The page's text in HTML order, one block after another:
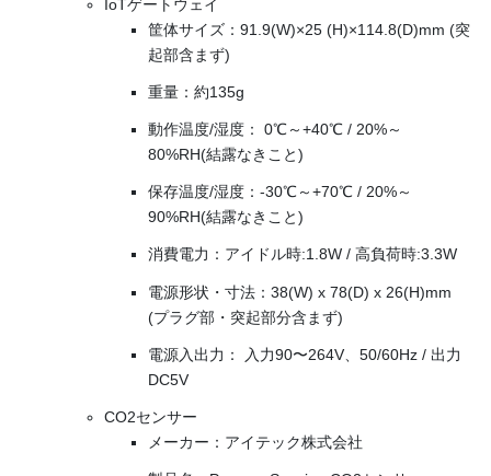
IoTゲートウェイ
筐体サイズ：91.9(W)×25 (H)×114.8(D)mm (突
起部含まず)
重量：約135g
動作温度/湿度： 0℃～+40℃ / 20%～
80%RH(結露なきこと)
保存温度/湿度：-30℃～+70℃ / 20%～
90%RH(結露なきこと)
消費電力：アイドル時:1.8W / 高負荷時:3.3W
電源形状・寸法：38(W) x 78(D) x 26(H)mm
(プラグ部・突起部分含まず)
電源入出力： 入力90〜264V、50/60Hz / 出力
DC5V
CO2センサー
メーカー：アイテック株式会社